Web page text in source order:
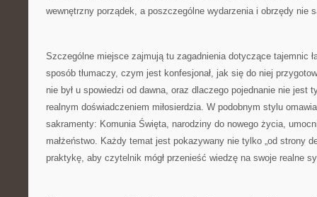
wewnętrzny porządek, a poszczególne wydarzenia i obrzędy nie
Szczególne miejsce zajmują tu zagadnienia dotyczące tajemnic
sposób tłumaczy, czym jest konfesjonał, jak się do niej
nie był u spowiedzi od dawna, oraz dlaczego pojednanie nie jest
realnym doświadczeniem miłosierdzia. W podobnym stylu
sakramenty: Komunia Święta, narodziny do nowego życia,
małżeństwo. Każdy temat jest pokazywany nie tylko „od strony
praktykę, aby czytelnik mógł przenieść wiedzę na swoje realne